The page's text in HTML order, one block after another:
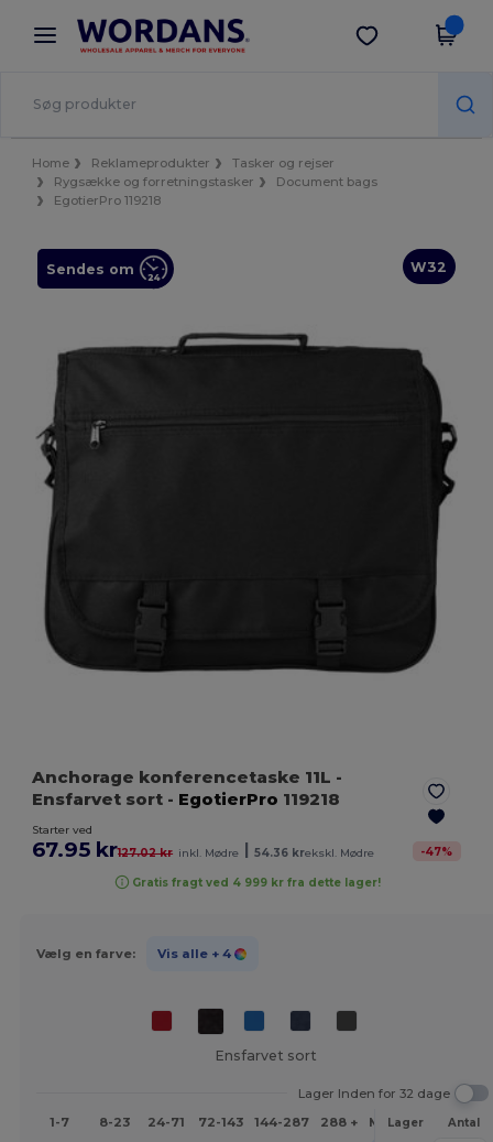
× Wordans-app
Bedre priser i appen!
Hent app
Home Reklameprodukter
Tasker og rejser
Rygsække og forretningstasker
Document bags
EgotierPro 119218
W32
Sendes om
Anchorage konferencetaske 11L -
Ensfarvet sort - EgotierPro 119218
Starter ved
67.95 kr127.02 kr inkl. Mødre 54.36 krekskl. Mødre -47%
Gratis fragt ved 4 999 kr fra dette lager!
Vælg en farve: Vis alle + 4
Ensfarvet sort
Lager Inden for 32 dage
1-7
8-23 24-71 72-143 144-287 288 + MereLager Antal